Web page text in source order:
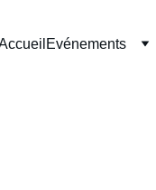
Evénements